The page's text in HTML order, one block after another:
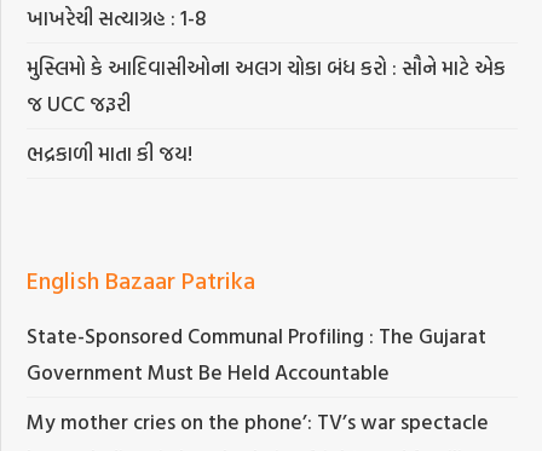
ખાખરેચી સત્યાગ્રહ : 1-8
મુસ્લિમો કે આદિવાસીઓના અલગ ચોકા બંધ કરો : સૌને માટે એક
જ UCC જરૂરી
ભદ્રકાળી માતા કી જય!
English Bazaar Patrika
State-Sponsored Communal Profiling : The Gujarat
Government Must Be Held Accountable
My mother cries on the phone’: TV’s war spectacle